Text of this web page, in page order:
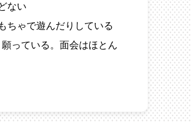
ない
ちゃで遊んだりしている
っている。面会はほとん